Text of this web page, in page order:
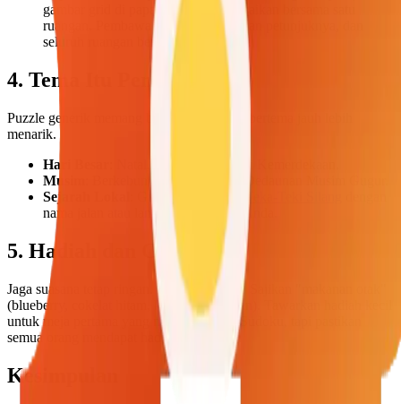
gambar grid di papan tulis) dan selesaikan bersama satu
ruangan. Pembawa acara membacakan petunjuknya, dan
seluruh ruangan berteriak menjawab.
4. Tema Itu Penting
Puzzle generik memang boleh, tapi puzzle bertema jauh lebih
menarik.
Hari Besar
Musim
: Berkebun di Musim Semi, Dedaunan Musim Gugur.
Sejarah Lokal
: Gunakan Pembuat Teka-Teki Silang
nama jalan atau landmark dari kota Anda.
5. Hadiah dan Camilan
Jaga suasana tetap ringan. Ini bukan ujian! Sajikan "makanan otak"
(blueberry, cokelat hitam, kacang-kacangan). Tawarkan hadiah kecil
untuk meja pertama yang menyelesaikan Sudoku, tapi pastikan
semua orang mendapat hadiah partisipasi.
Kesimpulan